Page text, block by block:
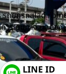
ถยกรถสไลด์ ทั่ว
รเดินทาง ติดต่อง่
LINE ID